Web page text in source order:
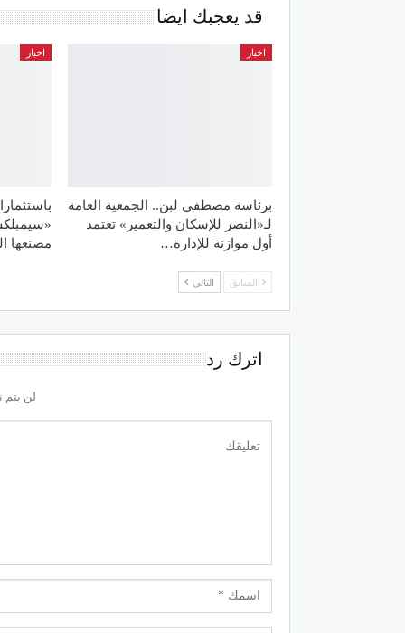
قد يعجبك ايضا
اخبار
برئاسة مصطفى لبن.. الجمعية العامة
لـ«النصر للإسكان والتعمير» تعتمد
أول موازنة للإدارة…
اخبار
مصنعها
السابق التالي
اترك رد
لن يتم